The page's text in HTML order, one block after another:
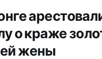
о краже
жены